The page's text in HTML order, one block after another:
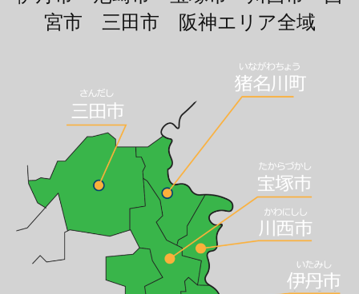
宮市 三田市 阪神エリア全域